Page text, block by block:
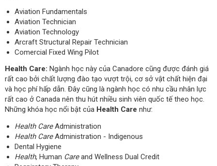
Aviation Fundamentals
Aviation Technician
Aviation Technology
Arcraft Structural Repair Technician
Comercial Fixed Wing Pilot
Health Care: Ngành học này của Canadore cũng được đánh giá
rất cao bởi chất lượng đào tạo vượt trội, cơ sở vật chất hiện đại
và học phí hấp dẫn. Đây cũng là ngành học có nhu cầu nhân lực
rất cao ở Canada nên thu hút nhiều sinh viên quốc tế theo học.
Những khóa học nổi bật của Health Care như:
Health CareAdministration
Health CareAdministration - Indigenous
Dental Hygiene
Health, Human Careand Wellness Dual Credit